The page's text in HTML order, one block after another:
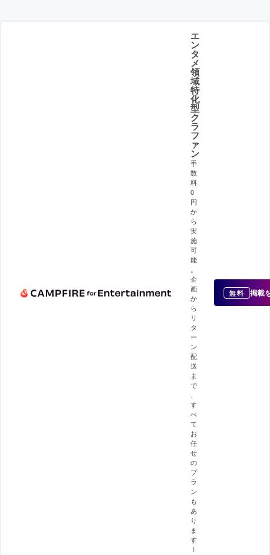
エ
ン
タ
メ
領
域
特
化
型
ク
ラ
フ
ァ
ン
手
数
料
0
円
か
ら
実
施
可
能
。
企
画
か
ら
リ
タ
ー
ン
配
送
ま
で
、
す
べ
て
お
任
せ
の
プ
ラ
ン
も
あ
り
ま
す
！
無料 掲載